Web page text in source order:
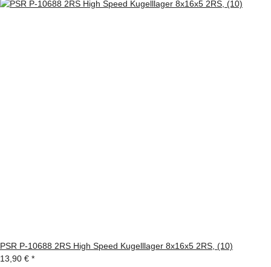
PSR P-10688 2RS High Speed Kugelllager 8x16x5 2RS, (10)
13,90 € *